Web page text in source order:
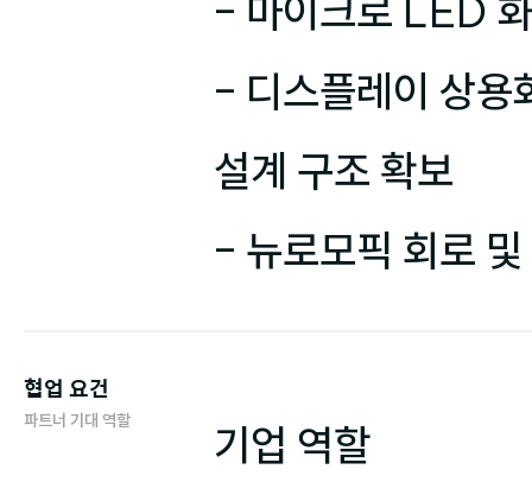
- 마이크로 LED
- 디스플레이 상용
설계 구조 확보
- 뉴로모픽 회로
협업 요건
파트너 기대 역할 기업 역할